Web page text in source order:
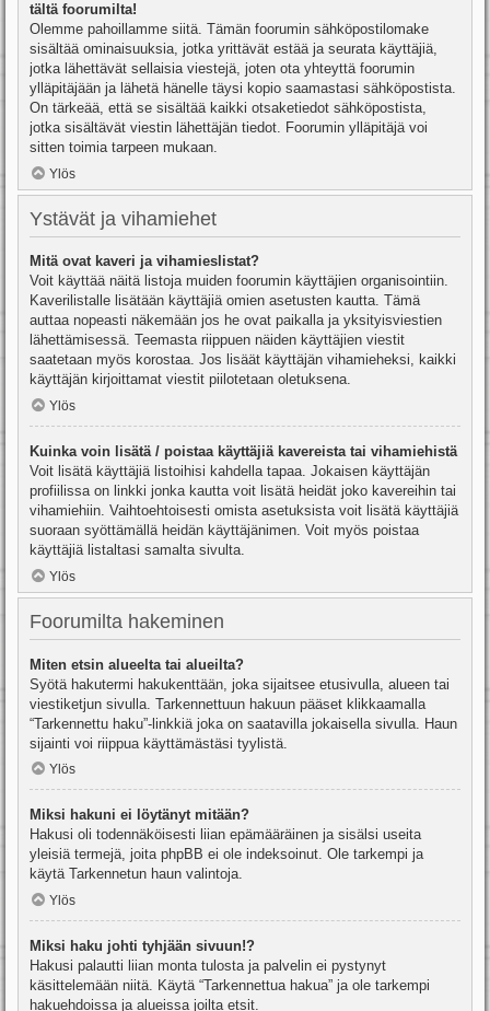
tältä foorumilta!
Olemme pahoillamme siitä. Tämän foorumin sähköpostilomake
sisältää ominaisuuksia, jotka yrittävät estää ja seurata käyttäjiä,
jotka lähettävät sellaisia viestejä, joten ota yhteyttä foorumin
ylläpitäjään ja lähetä hänelle täysi kopio saamastasi sähköpostista.
On tärkeää, että se sisältää kaikki otsaketiedot sähköpostista,
jotka sisältävät viestin lähettäjän tiedot. Foorumin ylläpitäjä voi
sitten toimia tarpeen mukaan.
Ylös
Ystävät ja vihamiehet
Mitä ovat kaveri ja vihamieslistat?
Voit käyttää näitä listoja muiden foorumin käyttäjien organisointiin.
Kaverilistalle lisätään käyttäjiä omien asetusten kautta. Tämä
auttaa nopeasti näkemään jos he ovat paikalla ja yksityisviestien
lähettämisessä. Teemasta riippuen näiden käyttäjien viestit
saatetaan myös korostaa. Jos lisäät käyttäjän vihamieheksi, kaikki
käyttäjän kirjoittamat viestit piilotetaan oletuksena.
Ylös
Kuinka voin lisätä / poistaa käyttäjiä kavereista tai vihamiehistä
Voit lisätä käyttäjiä listoihisi kahdella tapaa. Jokaisen käyttäjän
profiilissa on linkki jonka kautta voit lisätä heidät joko kavereihin tai
vihamiehiin. Vaihtoehtoisesti omista asetuksista voit lisätä käyttäjiä
suoraan syöttämällä heidän käyttäjänimen. Voit myös poistaa
käyttäjiä listaltasi samalta sivulta.
Ylös
Foorumilta hakeminen
Miten etsin alueelta tai alueilta?
Syötä hakutermi hakukenttään, joka sijaitsee etusivulla, alueen tai
viestiketjun sivulla. Tarkennettuun hakuun pääset klikkaamalla
“Tarkennettu haku”-linkkiä joka on saatavilla jokaisella sivulla. Haun
sijainti voi riippua käyttämästäsi tyylistä.
Ylös
Miksi hakuni ei löytänyt mitään?
Hakusi oli todennäköisesti liian epämääräinen ja sisälsi useita
yleisiä termejä, joita phpBB ei ole indeksoinut. Ole tarkempi ja
käytä Tarkennetun haun valintoja.
Ylös
Miksi haku johti tyhjään sivuun!?
Hakusi palautti liian monta tulosta ja palvelin ei pystynyt
käsittelemään niitä. Käytä “Tarkennettua hakua” ja ole tarkempi
hakuehdoissa ja alueissa joilta etsit.